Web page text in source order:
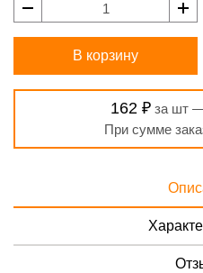
В корзину
162 ₽ за шт
При сумме